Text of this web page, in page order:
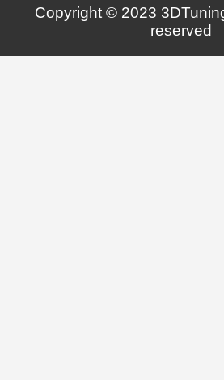
Copyright © 2023
reserved